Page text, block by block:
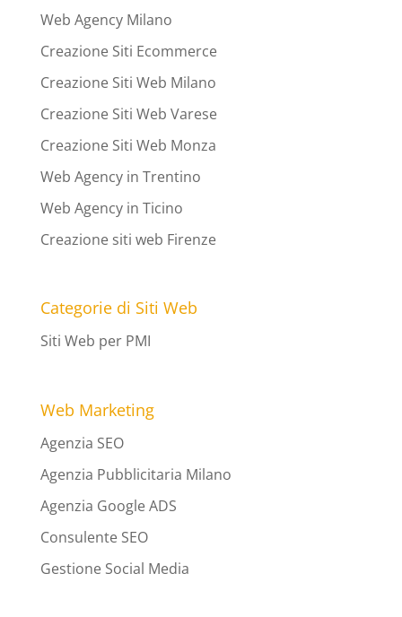
Web Agency Milano
Creazione Siti Ecommerce
Creazione Siti Web Milano
Creazione Siti Web Varese
Creazione Siti Web Monza
Web Agency in Trentino
Web Agency in Ticino
Creazione siti web Firenze
Categorie di Siti Web
Siti Web per PMI
Web Marketing
Agenzia SEO
Agenzia Pubblicitaria Milano
Agenzia Google ADS
Consulente SEO
Gestione Social Media